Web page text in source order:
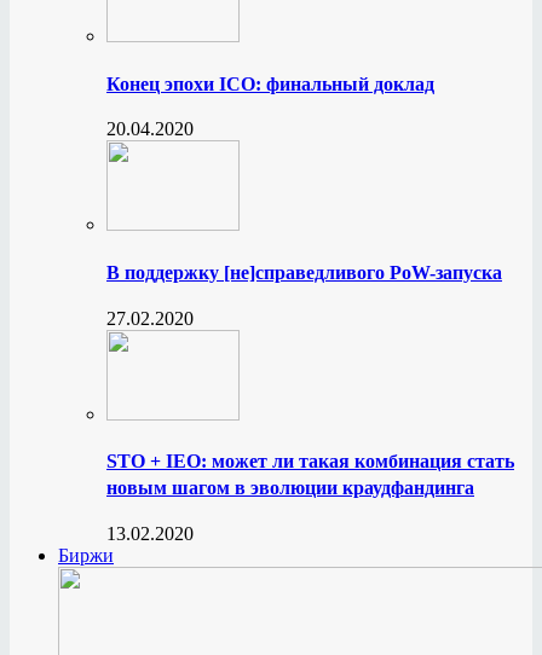
Конец эпохи ICO: финальный доклад
20.04.2020
В поддержку [не]справедливого PoW-запуска
27.02.2020
STO + IEO: может ли такая комбинация стать
новым шагом в эволюции краудфандинга
13.02.2020
Биржи